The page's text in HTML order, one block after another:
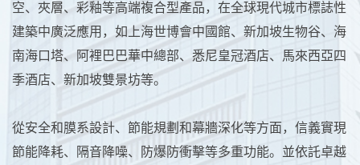
空、夾層、彩釉等高端複合型產品，在全球現代城市標誌性
建築中廣泛應用，如上海世博會中國館、新加坡生物谷、海
南海口塔、阿裡巴巴華中總部、悉尼皇冠酒店、馬來西亞四
季酒店、新加坡雙景坊等。
從安全和膜系設計、節能規劃和幕牆深化等方面，信義實現
節能降耗、隔音降噪、防爆防衝擊等多重功能。並依託卓越